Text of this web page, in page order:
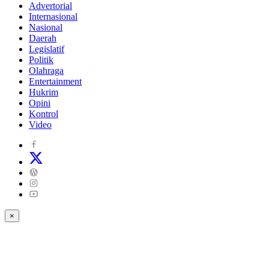
Advertorial
Internasional
Nasional
Daerah
Legislatif
Politik
Olahraga
Entertainment
Hukrim
Opini
Kontrol
Video
×